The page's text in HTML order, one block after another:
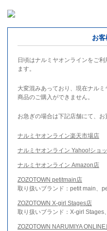
お
日頃はナルミヤオンラインをご
ます。
大変混みあっており、現在ナル
商品のご購入ができません。
お急ぎの場合は下記店舗にて、お
ナルミヤオンライン楽天市場店
ナルミヤオンライン Yahoo!ショ
ナルミヤオンライン Amazon店
ZOZOTOWN petitmain店
取り扱いブランド：petit main、
ZOZOTOWN X-girl Stages店
取り扱いブランド：X-girl Stages
ZOZOTOWN NARUMIYA ONLINE